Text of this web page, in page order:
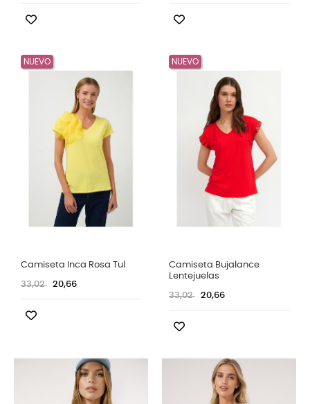
NUEVO
Camiseta Inca Rosa Tul
33,02 20,66
NUEVO
Camiseta Bujalance
Lentejuelas
33,02 20,66